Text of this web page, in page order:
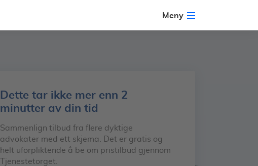
Meny
Dette tar ikke mer enn 2
minutter av din tid
Sammenlign tilbud fra flere dyktige
advokater med ett skjema. Det er gratis og
helt uforpliktende å be om pristilbud gjennom
Tjenestetorget.